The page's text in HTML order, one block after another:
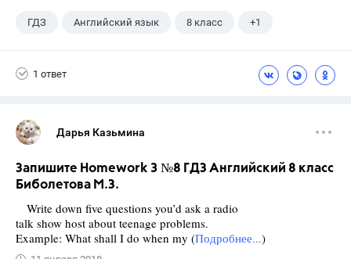
ГДЗ Английский язык 8 класс +1
1 ответ
Дарья Казьмина
Запишите Homework 3 №8 ГДЗ Английский 8 класс
Биболетова М.З.
Write down five questions you’d ask a radio
talk show host about teenage problems.
Example: What shall I do when my (Подробнее...)